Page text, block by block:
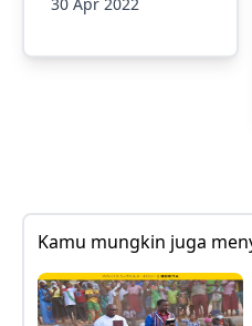
Kamu mungkin juga